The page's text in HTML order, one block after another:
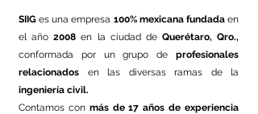
SIIG es una empresa 100% mexicana fundadaen
el año2008en la ciudad de Querétaro, Qro.,
conformada por un grupo de profesionales
relacionados en las diversas ramas de la
ingeniería civil.
Contamos con más de 17 años de experiencia